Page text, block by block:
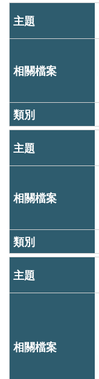
版
文
創
夢
計
畫
站
覽
友
善
服
務